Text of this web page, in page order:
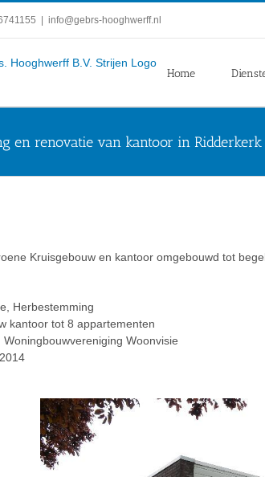
info@gebrs-hooghwerff.nl
Home
en renovatie van kantoor in
Kruisgebouw en kantoor omgebouwd tot
Herbestemming
kantoor tot 8 appartementen
Woningbouwvereniging Woonvisie
2014